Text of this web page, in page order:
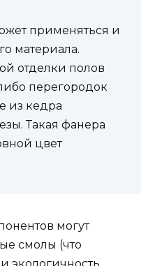
применяться и
материала.
отделки полов
перегородок
из кедра
Такая фанера
цвет
могут
смолы (что
экологичность